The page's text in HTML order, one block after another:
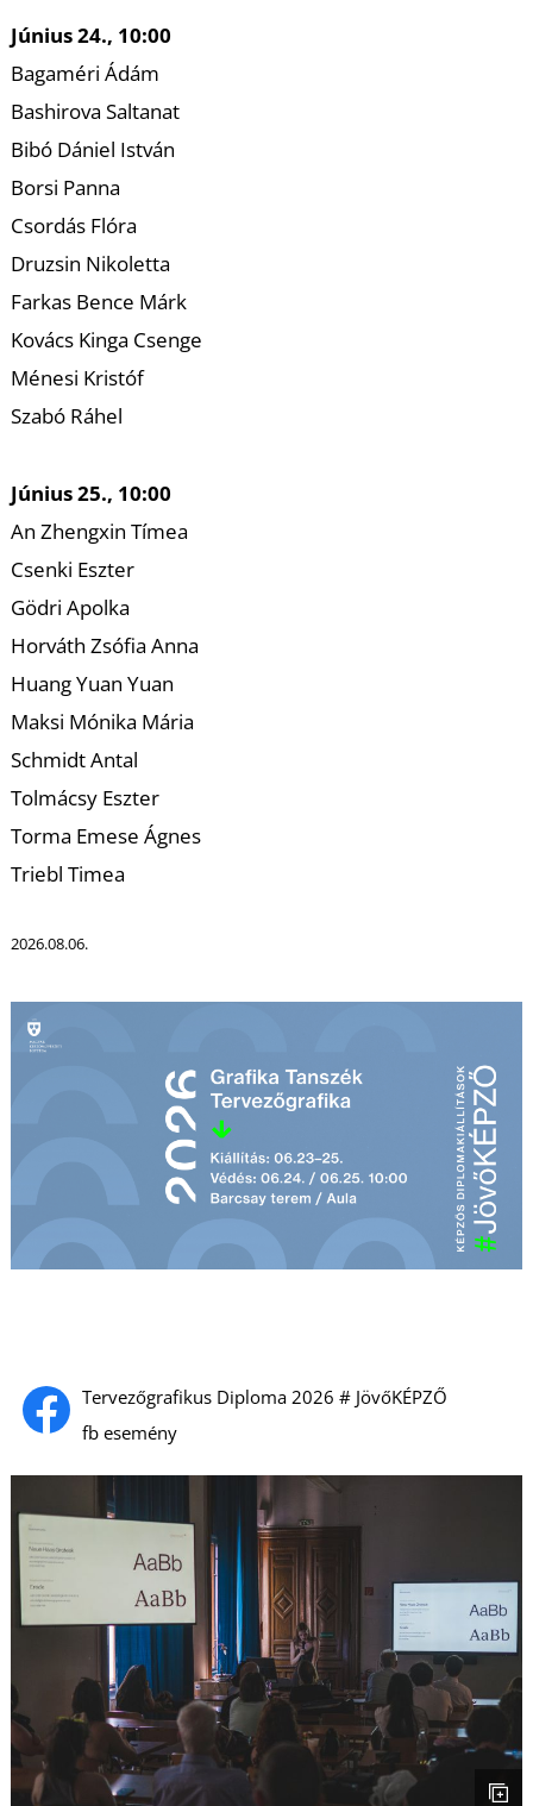
Tervezőgrafikus Diploma 2026 # JövőKÉPZŐ
fb esemény
Június 24., 10:00
Bagaméri Ádám
Bashirova Saltanat
Bibó Dániel István
Borsi Panna
Csordás Flóra
Druzsin Nikoletta
Farkas Bence Márk
Kovács Kinga Csenge
Ménesi Kristóf
Szabó Ráhel
Június 25., 10:00
An Zhengxin Tímea
Csenki Eszter
Gödri Apolka
Horváth Zsófia Anna
Huang Yuan Yuan
Maksi Mónika Mária
Schmidt Antal
Tolmácsy Eszter
Torma Emese Ágnes
Triebl Timea
2026.08.06.